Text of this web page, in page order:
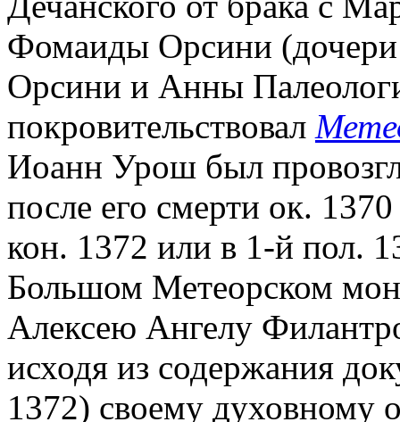
Фомаиды Орсини (дочери
Орсини и Анны
покровительствовал
Иоанн Урош был
после его смерти ок.
кон. 1372 или в 1-й пол.
Большом Метеорском
Алексею Ангелу
исходя из содержания
1372) своему духовному